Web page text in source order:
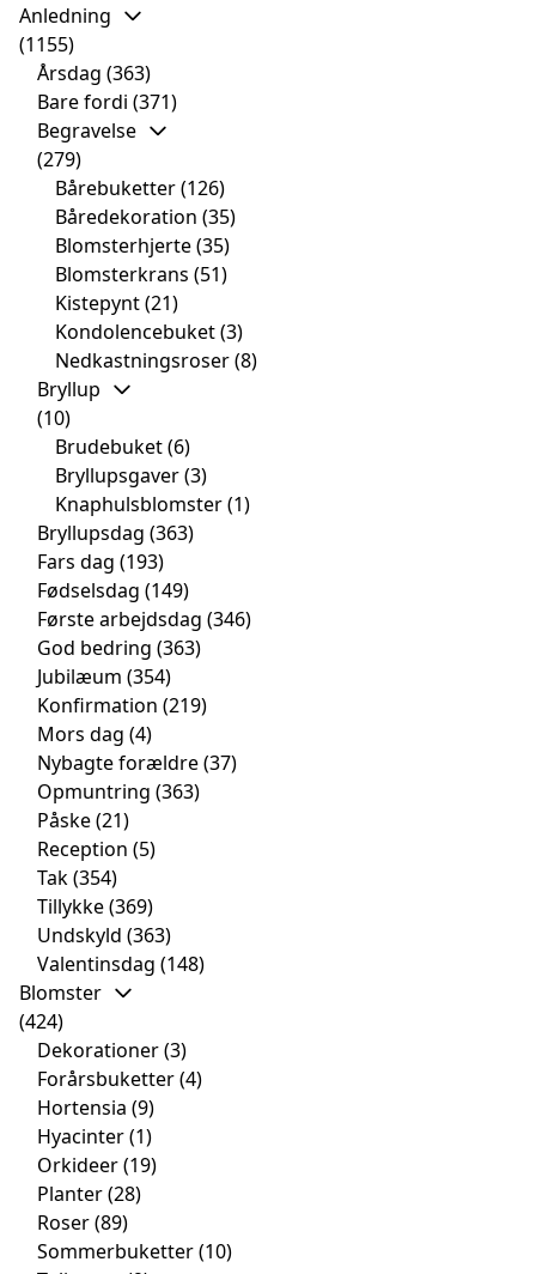
Anledning
(1155)
Årsdag (363)
Bare fordi (371)
Begravelse
(279)
Bårebuketter(126)
Båredekoration (35)
Blomsterhjerte(35)
Blomsterkrans (51)
Kistepynt(21)
Kondolencebuket(3)
Nedkastningsroser(8)
Bryllup
(10)
Brudebuket(6)
Bryllupsgaver(3)
Knaphulsblomster(1)
Bryllupsdag (363)
Fars dag (193)
Fødselsdag (149)
Første arbejdsdag (346)
God bedring (363)
Jubilæum (354)
Konfirmation (219)
Mors dag (4)
Nybagte forældre(37)
Opmuntring (363)
Påske(21)
Reception (5)
Tak(354)
Tillykke(369)
Undskyld (363)
Valentinsdag (148)
Blomster
(424)
Dekorationer(3)
Forårsbuketter(4)
Hortensia (9)
Hyacinter(1)
Orkideer(19)
Planter(28)
Roser(89)
Sommerbuketter(10)